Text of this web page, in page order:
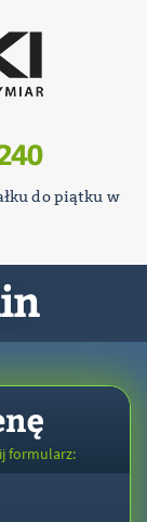
do piątku w
formularz: